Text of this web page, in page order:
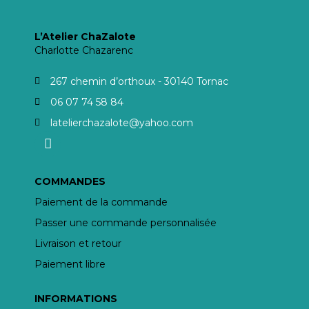
L’Atelier ChaZalote
Charlotte Chazarenc
267 chemin d’orthoux - 30140 Tornac
06 07 74 58 84
latelierchazalote@yahoo.com
COMMANDES
Paiement de la commande
Passer une commande personnalisée
Livraison et retour
Paiement libre
INFORMATIONS